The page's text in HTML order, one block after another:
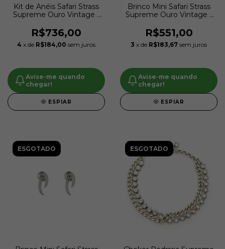
Kit de Anéis Safari Strass
Supreme Ouro Vintage |
R$736,00
4 x de R$184,00 sem juros
Avise-me quando
chegar!
ESPIAR
Brinco Mini Safari Strass
Supreme Ouro Vintage |
R$551,00
3 x de R$183,67 sem juros
Avise-me quando
chegar!
ESPIAR
ESGOTADO ESGOTADO